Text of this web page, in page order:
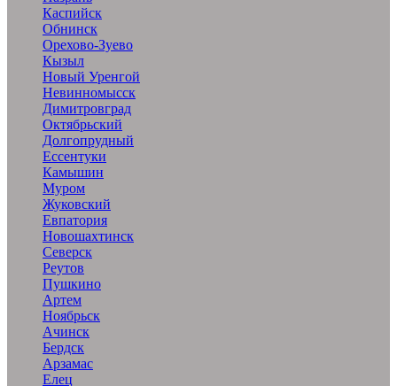
Каспийск
Обнинск
Орехово-Зуево
Кызыл
Новый Уренгой
Невинномысск
Димитровград
Октябрьский
Долгопрудный
Ессентуки
Камышин
Муром
Жуковский
Евпатория
Новошахтинск
Северск
Реутов
Пушкино
Артем
Ноябрьск
Ачинск
Бердск
Арзамас
Елец